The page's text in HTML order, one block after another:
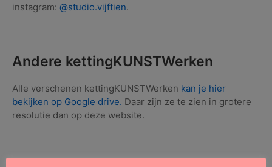
instagram: @studio.vijftien.
Andere kettingKUNSTWerken
Alle verschenen kettingKUNSTWerken kan je hier
bekijken op Google drive. Daar zijn ze te zien in grotere
resolutie dan op deze website.